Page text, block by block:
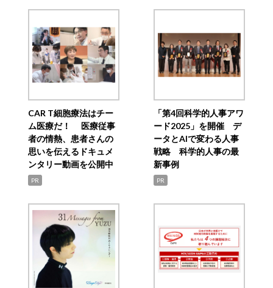
CAR T細胞療法はチー
ム医療だ！ 医療従事
者の情熱、患者さんの
思いを伝えるドキュメ
ンタリー動画を公開中
PR
「第4回科学的人事アワ
ード2025」を開催 デ
ータとAIで変わる人事
戦略 科学的人事の最
新事例
PR